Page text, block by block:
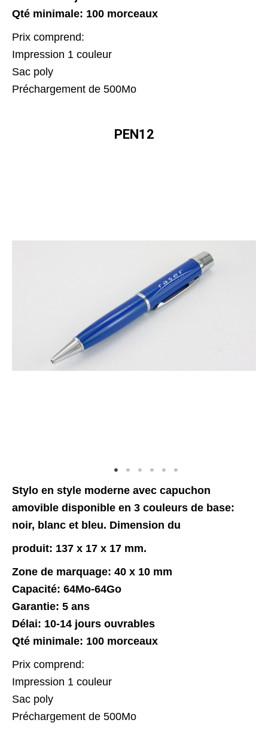
Qté minimale: 100 morceaux
Prix comprend:
Impression 1 couleur
Sac poly
Préchargement de 500Mo
PEN12
Stylo en style moderne avec capuchon
amovible disponible en 3 couleurs de base:
noir, blanc et bleu. Dimension du
produit: 137 x 17 x 17 mm.
Zone de marquage: 40 x 10 mm
Capacité: 64Mo-64Go
Garantie: 5 ans
Délai: 10-14 jours ouvrables
Qté minimale: 100 morceaux
Prix comprend:
Impression 1 couleur
Sac poly
Préchargement de 500Mo